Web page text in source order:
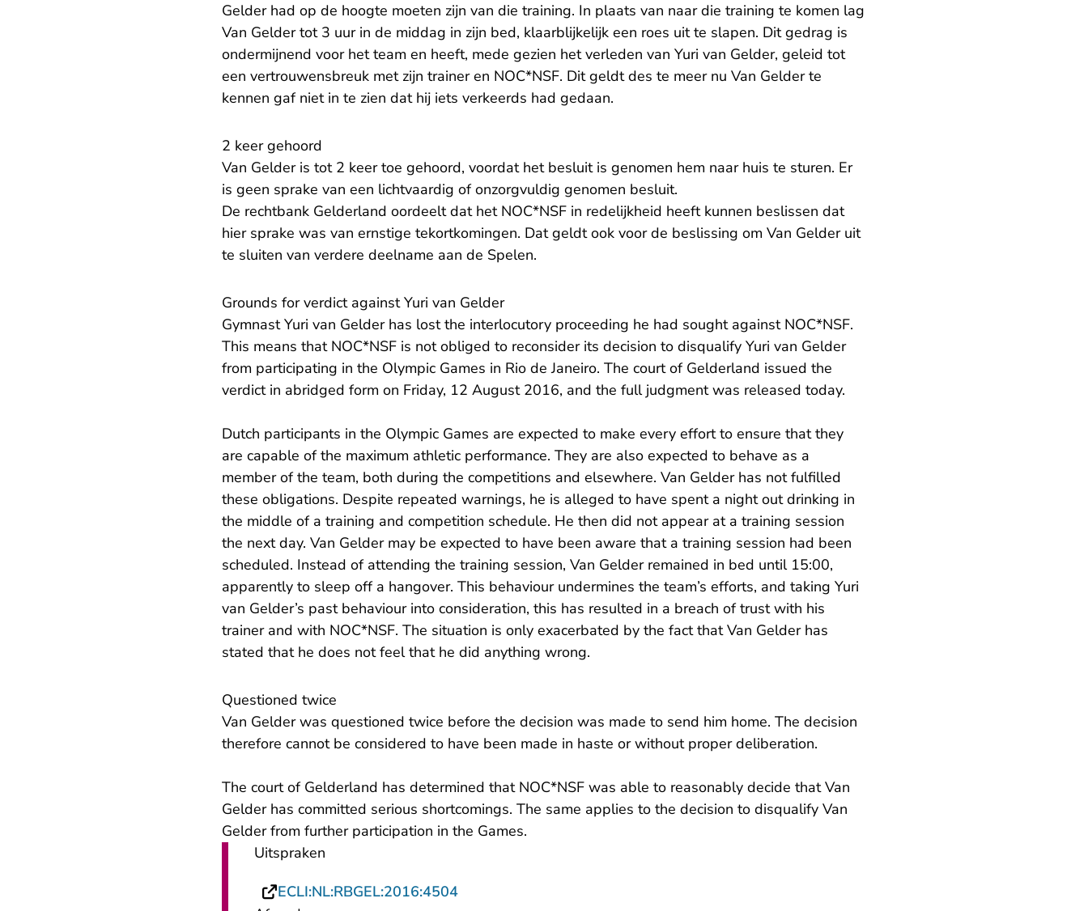
Gelder had op de hoogte moeten zijn van die training. In plaats van naar die training te komen lag
Van Gelder tot 3 uur in de middag in zijn bed, klaarblijkelijk een roes uit te slapen. Dit gedrag is
ondermijnend voor het team en heeft, mede gezien het verleden van Yuri van Gelder, geleid tot
een vertrouwensbreuk met zijn trainer en NOC*NSF. Dit geldt des te meer nu Van Gelder te
kennen gaf niet in te zien dat hij iets verkeerds had gedaan.
2 keer gehoord
Van Gelder is tot 2 keer toe gehoord, voordat het besluit is genomen hem naar huis te sturen. Er
is geen sprake van een lichtvaardig of onzorgvuldig genomen besluit.
De rechtbank Gelderland oordeelt dat het NOC*NSF in redelijkheid heeft kunnen beslissen dat
hier sprake was van ernstige tekortkomingen. Dat geldt ook voor de beslissing om Van Gelder uit
te sluiten van verdere deelname aan de Spelen.
Grounds for verdict against Yuri van Gelder
Gymnast Yuri van Gelder has lost the interlocutory proceeding he had sought against NOC*NSF.
This means that NOC*NSF is not obliged to reconsider its decision to disqualify Yuri van Gelder
from participating in the Olympic Games in Rio de Janeiro. The court of Gelderland issued the
verdict in abridged form on Friday, 12 August 2016, and the full judgment was released today.
Dutch participants in the Olympic Games are expected to make every effort to ensure that they
are capable of the maximum athletic performance. They are also expected to behave as a
member of the team, both during the competitions and elsewhere. Van Gelder has not fulfilled
these obligations. Despite repeated warnings, he is alleged to have spent a night out drinking in
the middle of a training and competition schedule. He then did not appear at a training session
the next day. Van Gelder may be expected to have been aware that a training session had been
scheduled. Instead of attending the training session, Van Gelder remained in bed until 15:00,
apparently to sleep off a hangover. This behaviour undermines the team’s efforts, and taking Yuri
van Gelder’s past behaviour into consideration, this has resulted in a breach of trust with his
trainer and with NOC*NSF. The situation is only exacerbated by the fact that Van Gelder has
stated that he does not feel that he did anything wrong.
Questioned twice
Van Gelder was questioned twice before the decision was made to send him home. The decision
therefore cannot be considered to have been made in haste or without proper deliberation.
The court of Gelderland has determined that NOC*NSF was able to reasonably decide that Van
Gelder has committed serious shortcomings. The same applies to the decision to disqualify Van
Gelder from further participation in the Games.
Uitspraken
ECLI:NL:RBGEL:2016:4504- U verlaat Rechtspraak.nl